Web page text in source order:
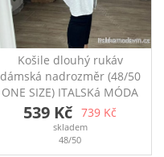
Košile dlouhý rukáv
dámská nadrozměr (48/50
ONE SIZE) ITALSKá MÓDA
IMC24MARIA/DR
Prodloužená košile s 3/4
rukávem Ideální na
539 Kč 739 Kč
skladem
48/50